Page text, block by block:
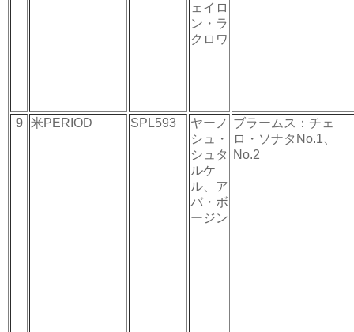
ェイロ
ン・ラ
クロワ
9 米PERIOD SPL593
ヤーノ
シュ・
シュタ
ルケ
ル、ア
バ・ボ
ージン
ブラームス：チェ
ロ・ソナタNo.1、
No.2